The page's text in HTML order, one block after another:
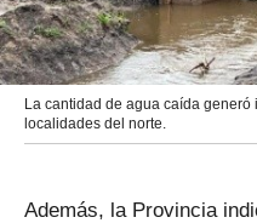
La cantidad de agua caída
localidades del norte.
Además, la Provincia